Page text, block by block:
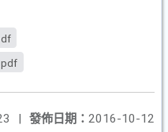
發佈日期： 2016-10-12
|